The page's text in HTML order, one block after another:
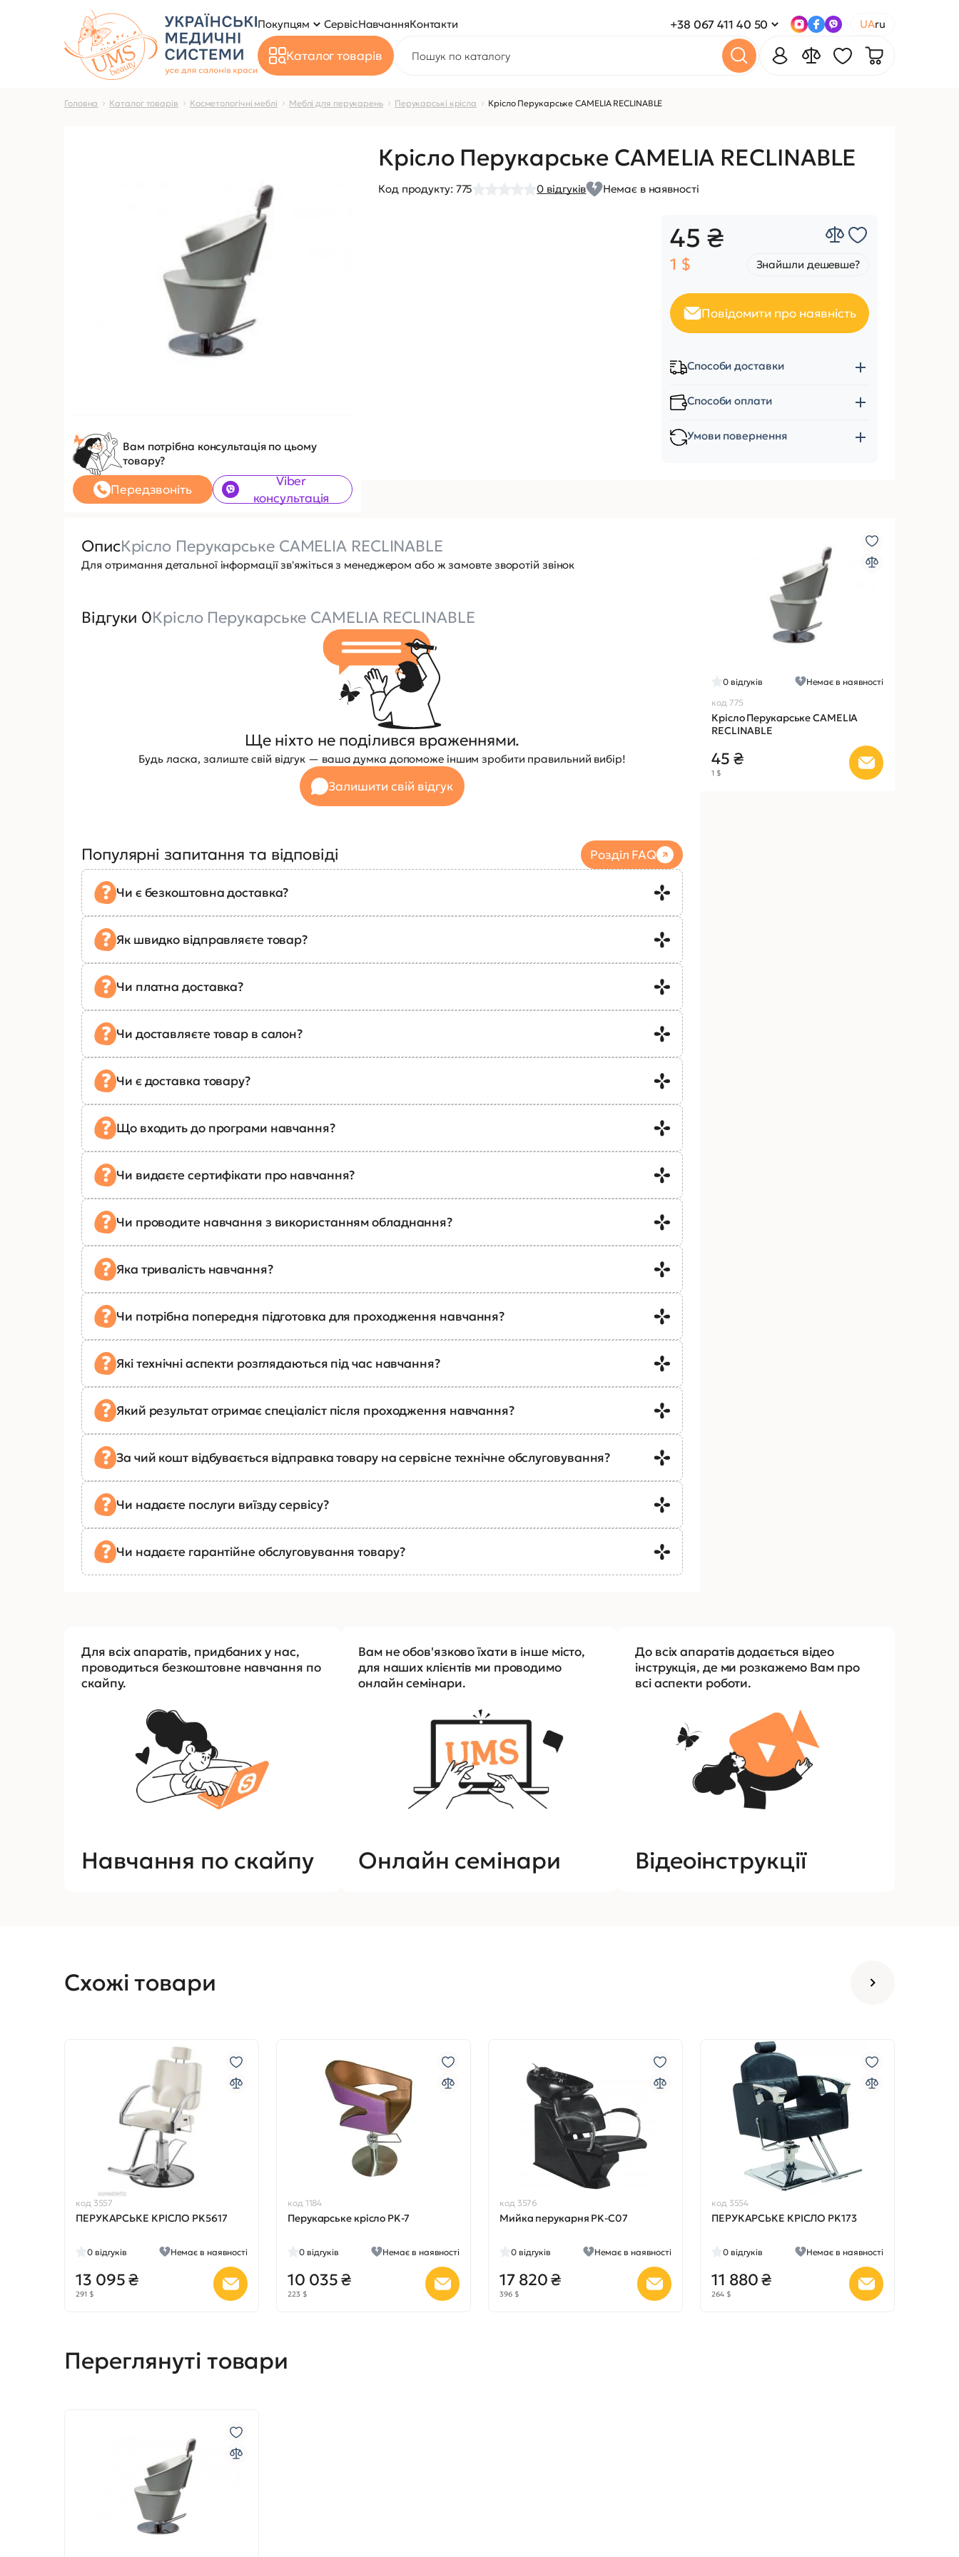
Покупцям СервісНавчанняКонтакти +38 067 411 40 50 UAru
Каталог товарів
Головна Каталог товарів Косметологічні меблі Меблі для перукарень Перукарські крісла Крісло Перукарське CAMELIA RECLINABLE
Вам потрібна консультація по цьому
товару?
Передзвоніть
Viber
консультація
Крісло Перукарське CAMELIA RECLINABLE
Код продукту: 775 0 відгуків Немає в наявності
45 ₴
1 $ Знайшли дешевше?
Повідомити про наявність
Способи доставки
Способи оплати
Умови повернення
ОписКрісло Перукарське CAMELIA RECLINABLE
Для отримання детальної інформації зв'яжіться з менеджером або ж замовте зворотій звінок
Відгуки 0Крісло Перукарське CAMELIA RECLINABLE
Ще ніхто не поділився враженнями.
Будь ласка, залиште свій відгук — ваша думка допоможе іншим зробити правильний вибір!
Залишити свій відгук
Популярні запитання та відповіді Розділ FAQ
Чи є безкоштовна доставка?
Як швидко відправляєте товар?
Чи платна доставка?
Чи доставляєте товар в салон?
Чи є доставка товару?
Що входить до програми навчання?
Чи видаєте сертифікати про навчання?
Чи проводите навчання з використанням обладнання?
Яка тривалість навчання?
Чи потрібна попередня підготовка для проходження навчання?
Які технічні аспекти розглядаються під час навчання?
Який результат отримає спеціаліст після проходження навчання?
За чий кошт відбувається відправка товару на сервісне технічне обслуговування?
Чи надаєте послуги виїзду сервісу?
Чи надаєте гарантійне обслуговування товару?
0 відгуків
Немає в наявності
код 775
Крісло Перукарське CAMELIA
RECLINABLE
45 ₴
1 $
Для всіх апаратів, придбаних у нас,
проводиться безкоштовне навчання по
скайпу.
Навчання по скайпу
Вам не обов'язково їхати в інше місто,
для наших клієнтів ми проводимо
онлайн семінари.
Онлайн семінари
До всіх апаратів додається відео
інструкція, де ми розкажемо Вам про
всі аспекти роботи.
Відеоінструкції
Схожі товари
код 3557
ПЕРУКАРСЬКЕ КРІСЛО PK5617
0 відгуків Немає в наявності
13 095 ₴
291 $
код 1184
Перукарське крісло PK-7
0 відгуків Немає в наявності
10 035 ₴
223 $
код 3576
Мийка перукарня PK-C07
0 відгуків Немає в наявності
17 820 ₴
396 $
код 3554
ПЕРУКАРСЬКЕ КРІСЛО PK173
0 відгуків Немає в наявності
11 880 ₴
264 $
Переглянуті товари